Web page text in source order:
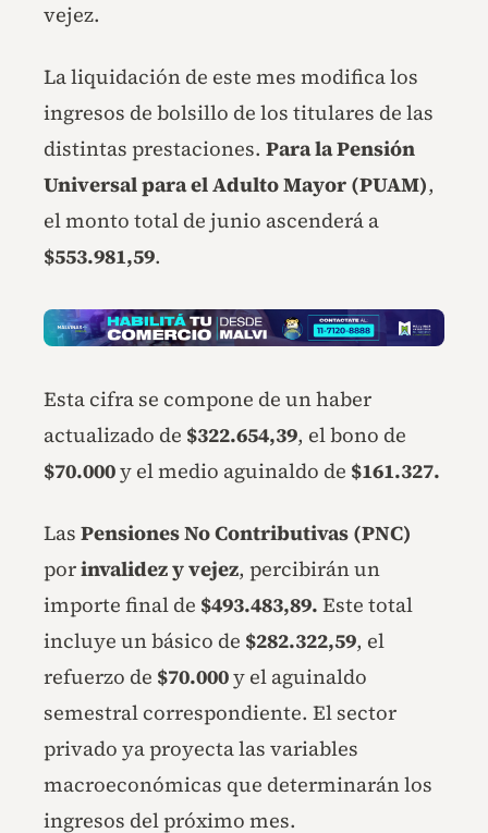
vejez.
La liquidación de este mes modifica los
ingresos de bolsillo de los titulares de las
distintas prestaciones. Para la Pensión
Universal para el Adulto Mayor (PUAM),
el monto total de junio ascenderá a
$553.981,59.
Esta cifra se compone de un haber
actualizado de $322.654,39, el bono de
$70.000y el medio aguinaldo de $161.327.
Las Pensiones No Contributivas (PNC)
porinvalidez y vejez, percibirán un
importe final de $493.483,89. Este total
incluye un básico de $282.322,59, el
refuerzo de $70.000y el aguinaldo
semestral correspondiente. El sector
privado ya proyecta las variables
macroeconómicas que determinarán los
ingresos del próximo mes.